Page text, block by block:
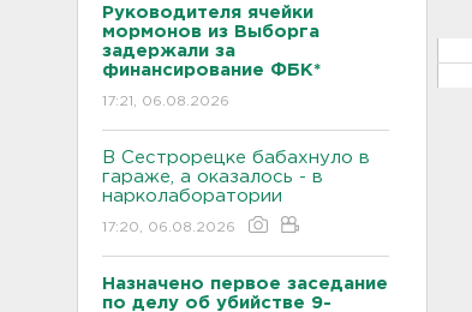
Руководителя ячейки
мормонов из Выборга
задержали за
финансирование ФБК*
17:21, 06.08.2026
В Сестрорецке бабахнуло в
гараже, а оказалось - в
нарколаборатории
17:20, 06.08.2026
Назначено первое заседание
по делу об убийстве 9-